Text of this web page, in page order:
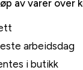
av varer over
arbeidsdag
i butikk